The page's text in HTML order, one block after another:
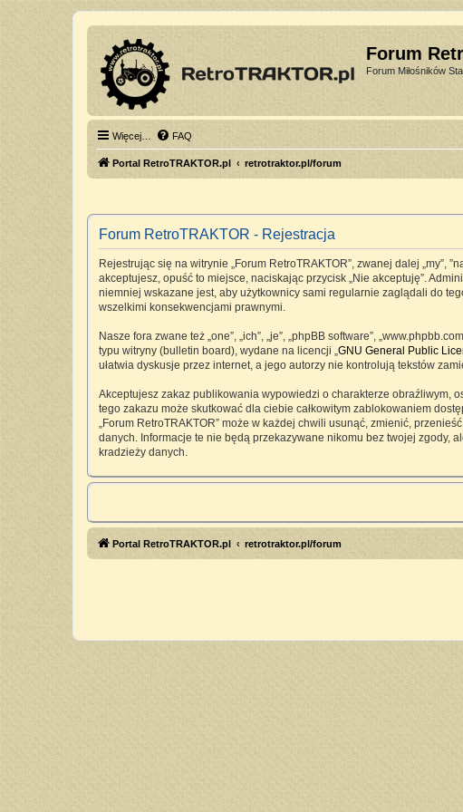
Forum
Forum Miłośników
Więcej… FAQ
Portal RetroTRAKTOR.pl retrotraktor.pl/forum
Forum RetroTRAKTOR - Rejestracja
Rejestrując się na witrynie „Forum RetroTRAKTOR”, zwanej dalej „my”,
akceptujesz, opuść to miejsce, naciskając przycisk „Nie akceptuję”.
niemniej wskazane jest, aby użytkownicy sami regularnie zaglądali do
wszelkimi konsekwencjami prawnymi.
Nasze fora zwane też „one”, „ich”, „je”, „phpBB software”,
typu witryny (bulletin board), wydane na licencji „ GNU General Public
ułatwia dyskusje przez internet, a jego autorzy nie kontrolują tekstów
Akceptujesz zakaz publikowania wypowiedzi o charakterze obraźliwym,
tego zakazu może skutkować dla ciebie całkowitym zablokowaniem
„Forum RetroTRAKTOR” może w każdej chwili usunąć, zmienić,
danych. Informacje te nie będą przekazywane nikomu bez twojej zgody,
kradzieży danych.
Portal RetroTRAKTOR.pl retrotraktor.pl/forum